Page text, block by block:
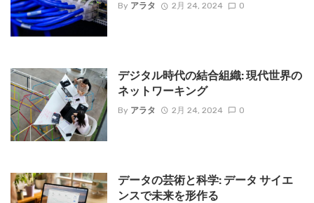
By アラタ 2月 24, 2024 0
デジタル時代の結合組織: 現代世界の
ネットワーキング
By アラタ 2月 24, 2024 0
データの芸術と科学: データ サイエ
ンスで未来を形作る